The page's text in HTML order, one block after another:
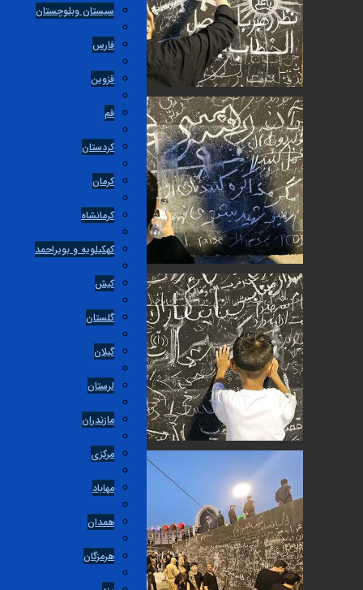
سیستان وبلوچستان
فارس
قزوین
کردستان
کرمان
کرمانشاه
کهکیلویه و بویراحمد
کیش
گلستان
گیلان
لرستان
مازندران
مرکزی
مهاباد
همدان
هرمزگان